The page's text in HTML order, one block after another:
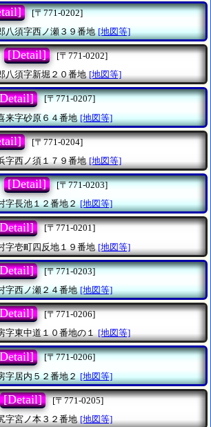
[〒771-0202]
八須字西ノ瀬３９番地 [地図等]
[Detail]
[〒771-0202]
八須字新堀２０番地 [地図等]
[〒771-0207]
来字砂原６４番地 [地図等]
[〒771-0204]
字西ノ須１７９番地 [地図等]
[Detail]
[〒771-0203]
字長池１２番地２ [地図等]
[〒771-0201]
字壱町四反地１９番地 [地図等]
[〒771-0203]
字西ノ瀬２４番地 [地図等]
[〒771-0206]
字東中道１０番地の１ [地図等]
[〒771-0206]
字居内５２番地２ [地図等]
[Detail]
[〒771-0205]
字宮ノ本３２番地 [地図等]